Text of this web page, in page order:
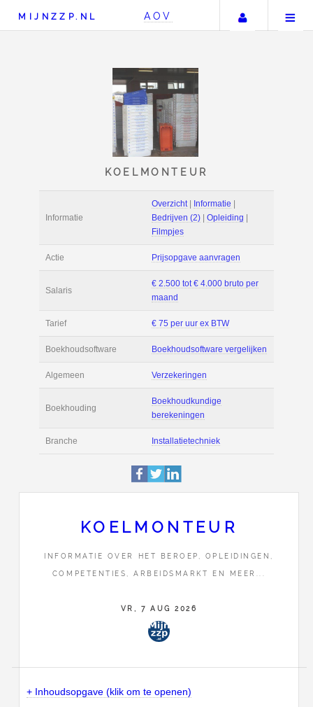
MIJNZZP.NL AOV Uw
KOELMONTEUR
Overzicht
Filmpjes
Prijsopgave
Salaris
€ 75 per uur ex
Boekhoudsoftware
Algemeen Verzekeringen
Boekhoudkundige
berekeningen
KOELMONTEUR
INFORMATIE OVER HET BEROEP, OPLEIDINGEN,
COMPETENTIES, ARBEIDSMARKT EN MEER...
VR, 7 AUG 2026
+ Inhoudsopgave (klik om te openen)